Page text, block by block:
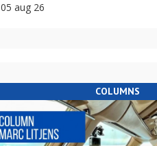
05 aug 26
COLUMNS